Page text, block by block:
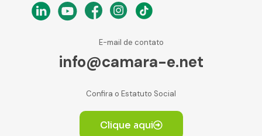
E-mail de contato
info@camara-e.net
Confira o Estatuto Social
Clique aqui